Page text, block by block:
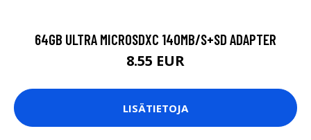
64GB ULTRA MICROSDXC 140MB/S+SD ADAPTER
8.55 EUR
LISÄTIETOJA